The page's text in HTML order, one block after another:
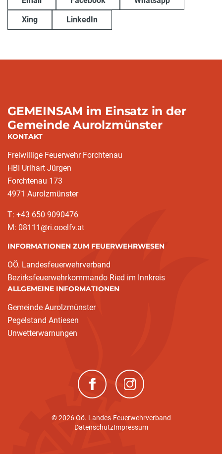
Xing LinkedIn
GEMEINSAM im Einsatz in der
Gemeinde Aurolzmünster
KONTAKT
Freiwillige Feuerwehr Forchtenau
HBI Urlhart Jürgen
Forchtenau 173
4971 Aurolzmünster
T: +43 650 9090476
M: 08111@ri.ooelfv.at
INFORMATIONEN ZUM FEUERWEHRWESEN
OÖ. Landesfeuerwehrverband
Bezirksfeuerwehrkommando Ried im Innkreis
ALLGEMEINE INFORMATIONEN
Gemeinde Aurolzmünster
Pegelstand Antiesen
Unwetterwarnungen
(neues Fenster)(neues Fenster)
© 2026 Oö. Landes-Feuerwehrverband
DatenschutzImpressum